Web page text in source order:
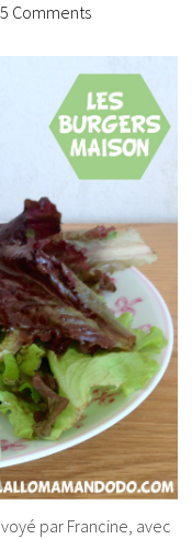
5 Comments
par Francine, avec